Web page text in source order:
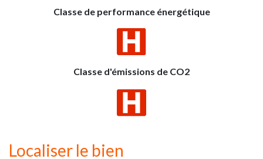
Classe de performance énergétique
Classe d'émissions de CO2
Localiser le bien